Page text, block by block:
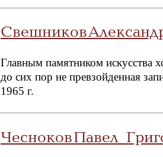
Свешников
Главным памятником искусства
до сих пор не превзойденная
1965 г.
Чесноков Павел